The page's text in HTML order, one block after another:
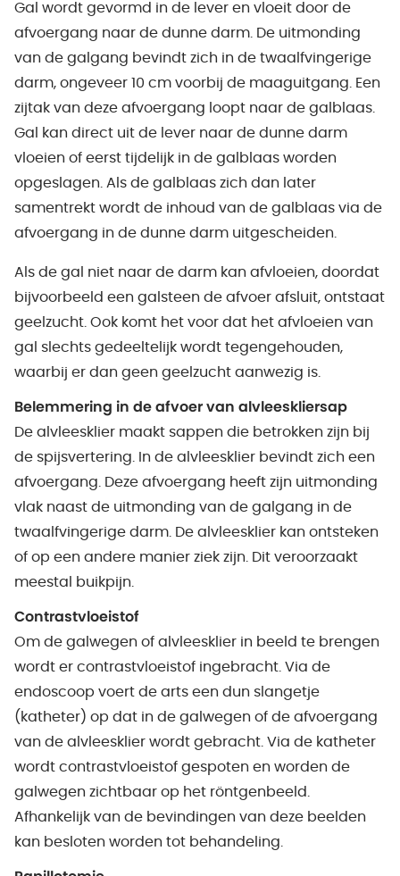
Gal wordt gevormd in de lever en vloeit door de
afvoergang naar de dunne darm. De uitmonding
van de galgang bevindt zich in de twaalfvingerige
darm, ongeveer 10 cm voorbij de maaguitgang. Een
zijtak van deze afvoergang loopt naar de galblaas.
Gal kan direct uit de lever naar de dunne darm
vloeien of eerst tijdelijk in de galblaas worden
opgeslagen. Als de galblaas zich dan later
samentrekt wordt de inhoud van de galblaas via de
afvoergang in de dunne darm uitgescheiden.
Als de gal niet naar de darm kan afvloeien, doordat
bijvoorbeeld een galsteen de afvoer afsluit, ontstaat
geelzucht. Ook komt het voor dat het afvloeien van
gal slechts gedeeltelijk wordt tegengehouden,
waarbij er dan geen geelzucht aanwezig is.
Belemmering in de afvoer van alvleeskliersap
De alvleesklier maakt sappen die betrokken zijn bij
de spijsvertering. In de alvleesklier bevindt zich een
afvoergang. Deze afvoergang heeft zijn uitmonding
vlak naast de uitmonding van de galgang in de
twaalfvingerige darm. De alvleesklier kan ontsteken
of op een andere manier ziek zijn. Dit veroorzaakt
meestal buikpijn.
Contrastvloeistof
Om de galwegen of alvleesklier in beeld te brengen
wordt er contrastvloeistof ingebracht. Via de
endoscoop voert de arts een dun slangetje
(katheter) op dat in de galwegen of de afvoergang
van de alvleesklier wordt gebracht. Via de katheter
wordt contrastvloeistof gespoten en worden de
galwegen zichtbaar op het röntgenbeeld.
Afhankelijk van de bevindingen van deze beelden
kan besloten worden tot behandeling.